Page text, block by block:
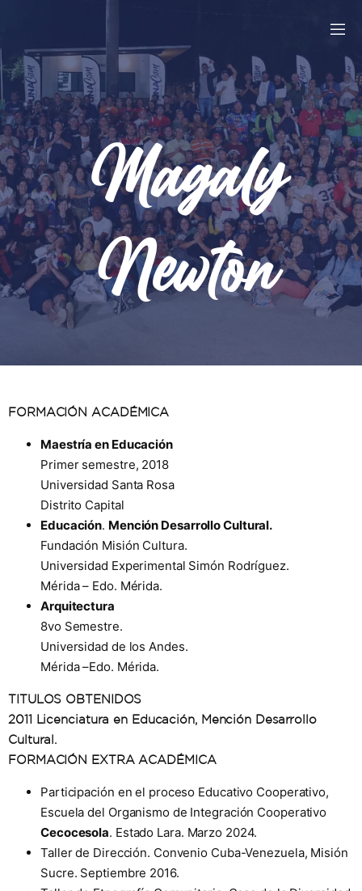
Magaly
Newton
FORMACIÓN ACADÉMICA
Maestría en Educación
Primer semestre, 2018
Universidad Santa Rosa
Distrito Capital
Educación. Mención Desarrollo Cultural.
Fundación Misión Cultura.
Universidad Experimental Simón Rodríguez.
Mérida – Edo. Mérida.
Arquitectura
8vo Semestre.
Universidad de los Andes.
Mérida –Edo. Mérida.
TITULOS OBTENIDOS
2011 Licenciatura en Educación, Mención Desarrollo
Cultural.
FORMACIÓN EXTRA ACADÉMICA
Participación en el proceso Educativo Cooperativo,
Escuela del Organismo de Integración Cooperativo
Cecocesola. Estado Lara. Marzo 2024.
Taller de Dirección. Convenio Cuba-Venezuela, Misión
Sucre. Septiembre 2016.